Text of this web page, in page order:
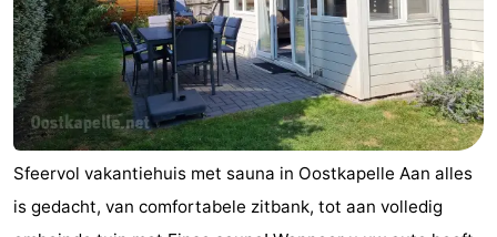
Sfeervol vakantiehuis met sauna in Oostkapelle Aan alles
is gedacht, van comfortabele zitbank, tot aan volledig